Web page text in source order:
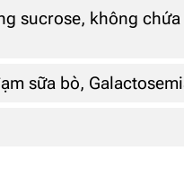
sucrose, không
sữa bò,